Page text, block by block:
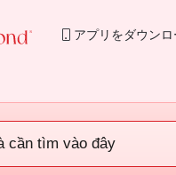
アプリをダウンロ
cần tìm vào đây